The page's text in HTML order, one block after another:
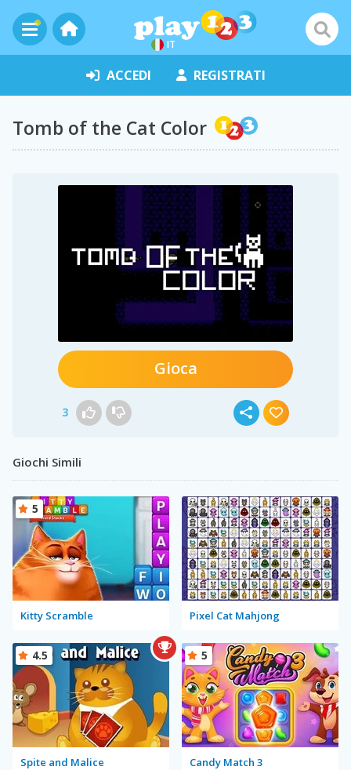
IT
ACCEDI REGISTRATI
Tomb of the Cat Color
Gioca
3
Giochi Simili
Kitty Scramble
5
Pixel Cat Mahjong
Spite and Malice
4.5
Candy Match 3
5